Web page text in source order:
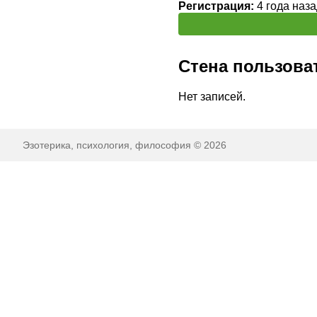
Регистрация: 4 года
Стена
Нет записей.
Эзотерика, психология, философия © 2026